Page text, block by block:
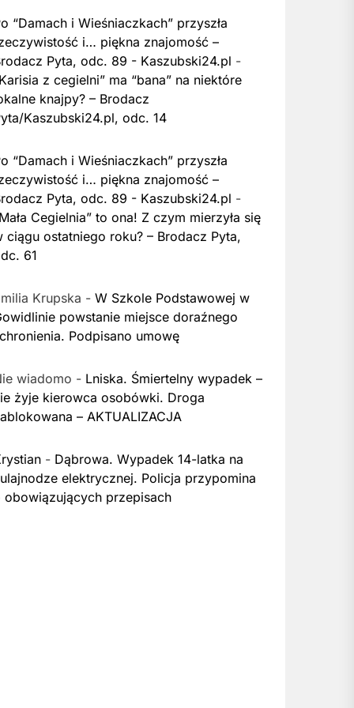
“Damach i Wieśniaczkach” przyszła
i… piękna znajomość –
Pyta, odc. 89 - Kaszubski24.pl -
z cegielni” ma “bana” na niektóre
knajpy? – Brodacz
Kaszubski24.pl, odc. 14
“Damach i Wieśniaczkach” przyszła
i… piękna znajomość –
Pyta, odc. 89 - Kaszubski24.pl -
Cegielnia” to ona! Z czym mierzyła się
ciągu ostatniego roku? – Brodacz Pyta,
61
Krupska - W Szkole Podstawowej w
powstanie miejsce doraźnego
Podpisano umowę
wiadomo - Lniska. Śmiertelny wypadek –
żyje kierowca osobówki. Droga
– AKTUALIZACJA
- Dąbrowa. Wypadek 14-latka na
elektrycznej. Policja przypomina
obowiązujących przepisach